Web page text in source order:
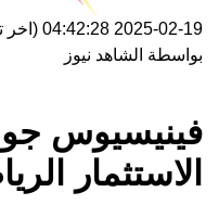
2025-02-19 04:42:28 (اخر
بواسطة الشاهد نيوز
فينيسيوس
الاستثمار